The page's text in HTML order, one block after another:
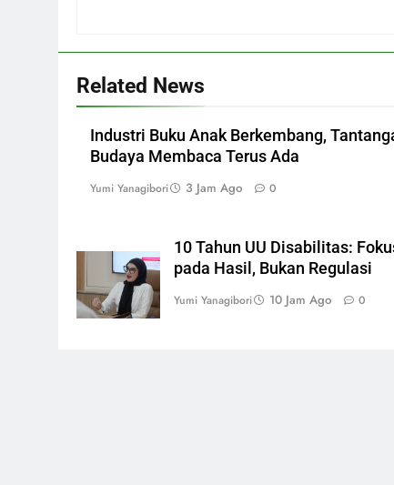
Related News
Industri Buku Anak Berkembang,
Budaya Membaca Terus Ada
Yumi Yanagibori 3 Jam Ago 0
10 Tahun UU Disabilitas:
pada Hasil, Bukan Regulasi
Yumi Yanagibori 10 Jam Ago 0